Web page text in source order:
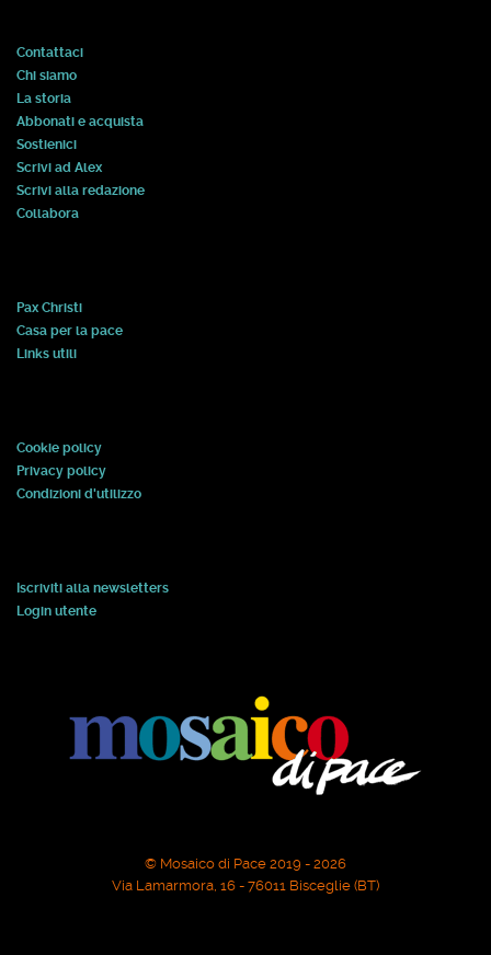
Contattaci
Chi siamo
La storia
Abbonati e acquista
Sostienici
Scrivi ad Alex
Scrivi alla redazione
Collabora
Pax Christi
Casa per la pace
Links utili
Cookie policy
Privacy policy
Condizioni d'utilizzo
Iscriviti alla newsletters
Login utente
© Mosaico di Pace 2019 - 2026
Via Lamarmora, 16 - 76011 Bisceglie (BT)